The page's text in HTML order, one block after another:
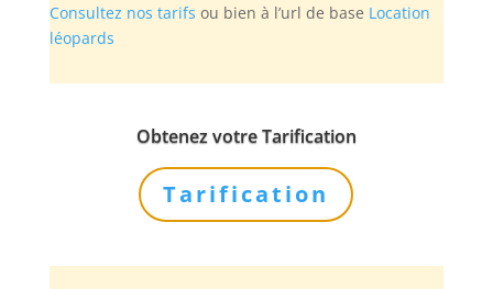
Consultez nos tarifs ou bien à l’url de base Location
léopards
Obtenez votre Tarification
Tarification